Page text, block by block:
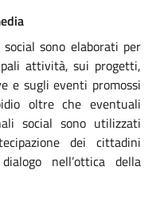
sono elaborati per
attività, sui progetti,
e sugli eventi promossi
oltre che eventuali
social sono utilizzati
dei cittadini
nell’ottica della